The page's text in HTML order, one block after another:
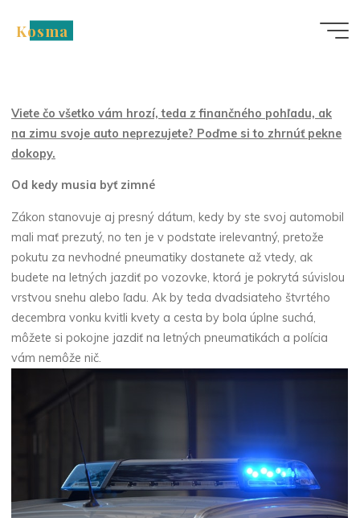
Kosma
Viete čo všetko vám hrozí, teda z finančného pohľadu, ak
na zimu svoje auto neprezujete? Poďme si to zhrnúť pekne
dokopy.
Od kedy musia byť zimné
Zákon stanovuje aj presný dátum, kedy by ste svoj automobil
mali mať prezutý, no ten je v podstate irelevantný, pretože
pokutu za nevhodné pneumatiky dostanete až vtedy, ak
budete na letných jazdiť po vozovke, ktorá je pokrytá súvislou
vrstvou snehu alebo ľadu. Ak by teda dvadsiateho štvrtého
decembra vonku kvitli kvety a cesta by bola úplne suchá,
môžete si pokojne jazdiť na letných pneumatikách a polícia
vám nemôže nič.